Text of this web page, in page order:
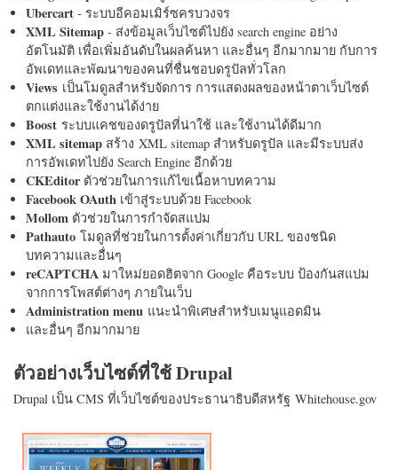
Ubercart - ระบบอีคอมเมิร์ซครบวงจร
XML Sitemap - ส่งข้อมูลเว็บไซต์ไปยัง search engine อย่าง
อัตโนมัติ เพื่อเพิ่มอันดับในผลค้นหา และอื่นๆ อีกมากมาย กับการ
อัพเดทและพัฒนาของคนที่ชื่นชอบดรูปัลทั่วโลก
Views เป็นโมดูลสำหรับจัดการ การแสดงผลของหน้าตาเว็บไซต์
ตกแต่งและใช้งานได้ง่าย
Boost ระบบแคชของดรูปัลที่น่าใช้ และใช้งานได้ดีมาก
XML sitemap สร้าง XML sitemap สำหรับดรูปัล และมีระบบส่ง
การอัพเดทไปยัง Search Engine อีกด้วย
CKEditorตัวช่วยในการแก้ไขเนื้อหาบทความ
Facebook OAuth เข้าสู่ระบบด้วย Facebook
Mollom ตัวช่วยในการกำจัดสแปม
Pathauto โมดูลที่ช่วยในการตั้งค่าเกี่ยวกับ URL ของชนิด
บทความและอื่นๆ
reCAPTCHA มาใหม่ยอดฮิตจาก Google คือระบบ ป้องกันสแปม
จากการโพสต์ต่างๆ ภายในเว็บ
Administration menu แนะนำพิเศษสำหรับเมนูแอดมิน
และอื่นๆ อีกมากมาย
ตัวอย่างเว็บไซต์ที่ใช้ Drupal
Drupal เป็น CMS ที่เว็บไซต์ของประธานาธิบดีสหรัฐ Whitehouse.gov